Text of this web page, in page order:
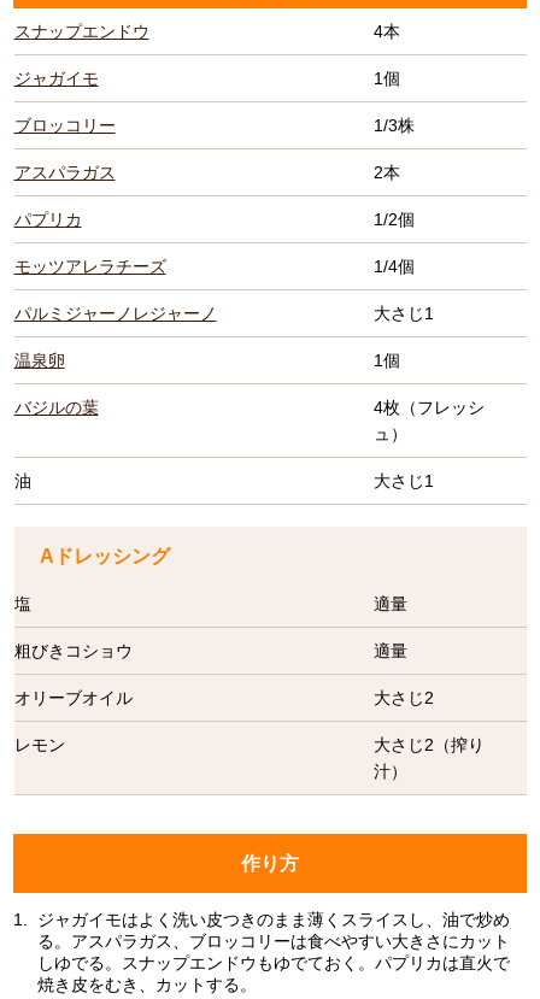
スナップエンドウ 4本
ジャガイモ 1個
ブロッコリー 1/3株
アスパラガス 2本
パプリカ 1/2個
モッツアレラチーズ 1/4個
パルミジャーノレジャーノ 大さじ1
温泉卵 1個
バジルの葉
4枚（フレッシ
ュ）
油 大さじ1
Aドレッシング
塩 適量
粗びきコショウ 適量
オリーブオイル 大さじ2
レモン
大さじ2（搾り
汁）
作り方
1.
ジャガイモはよく洗い皮つきのまま薄くスライスし、油で炒め
る。アスパラガス、ブロッコリーは食べやすい大きさにカット
しゆでる。スナップエンドウもゆでておく。パプリカは直火で
焼き皮をむき、カットする。